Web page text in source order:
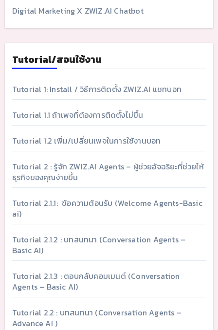
Digital Marketing X ZWIZ.AI Chatbot
Tutorial/สอนใช้งาน
Tutorial 1: Install / วิธีการติดตั้ง ZWIZ.AI แชทบอท
Tutorial 1.1 ถ้าเพจที่ต้องการติดตั้งไม่ขึ้น
Tutorial 1.2 เพิ่ม/เปลี่ยนเพจในการใช้งานบอท
Tutorial 2 : รู้จัก ZWIZ.AI Agents – ผู้ช่วยอัจฉริยะที่ช่วยให้
ธุรกิจของคุณง่ายขึ้น
Tutorial 2.1.1: ข้อความต้อนรับ (Welcome Agents-Basic
ai)
Tutorial 2.1.2 : บทสนทนา (Conversation Agents –
Basic AI)
Tutorial 2.1.3 : ตอบกลับคอมเมนต์ (Conversation
Agents – Basic AI)
Tutorial 2.2 : บทสนทนา (Conversation Agents –
Advance AI )